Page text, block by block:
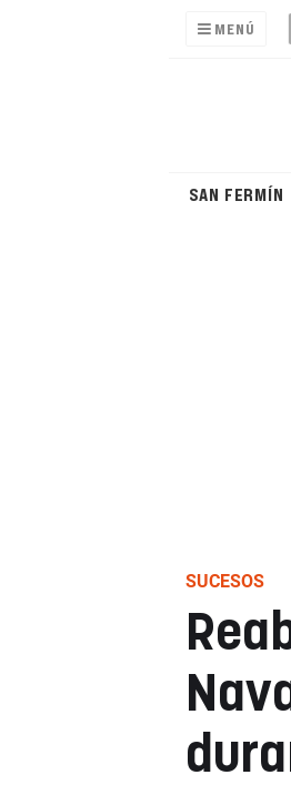
MENÚ
SAN FERMÍN
SUCESOS